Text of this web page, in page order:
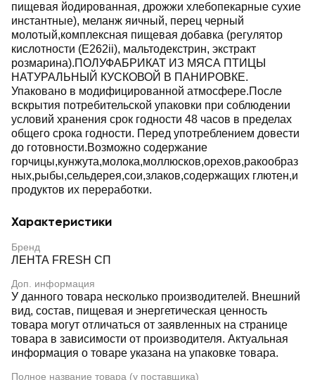
пищевая йодированная, дрожжи хлебопекарные сухие
инстантные), меланж яичный, перец черный
молотый,комплексная пищевая добавка (регулятор
кислотности (Е262ii), мальтодекстрин, экстракт
розмарина).ПОЛУФАБРИКАТ ИЗ МЯСА ПТИЦЫ
НАТУРАЛЬНЫЙ КУСКОВОЙ В ПАНИРОВКЕ.
Упаковано в модифицированной атмосфере.После
вскрытия потребительской упаковки при соблюдении
условий хранения срок годности 48 часов в пределах
общего срока годности. Перед употреблением довести
до готовности.Возможно содержание
горчицы,кунжута,молока,моллюсков,орехов,ракообраз
ных,рыбы,сельдерея,сои,злаков,содержащих глютен,и
продуктов их переработки.
Характеристики
Бренд
ЛЕНТА FRESH СП
Доп. информация
У данного товара несколько производителей. Внешний
вид, состав, пищевая и энергетическая ценность
товара могут отличаться от заявленных на странице
товара в зависимости от производителя. Актуальная
информация о товаре указана на упаковке товара.
Полное название товара (у поставщика)